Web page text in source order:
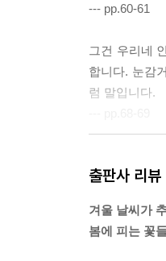
--- pp.60-61
그건 우리네
합니다. 눈감
럼 말입니다.
길을 열어나
--- p.72
출판사 리뷰
겨울 날씨가
봄에 피는 꽃